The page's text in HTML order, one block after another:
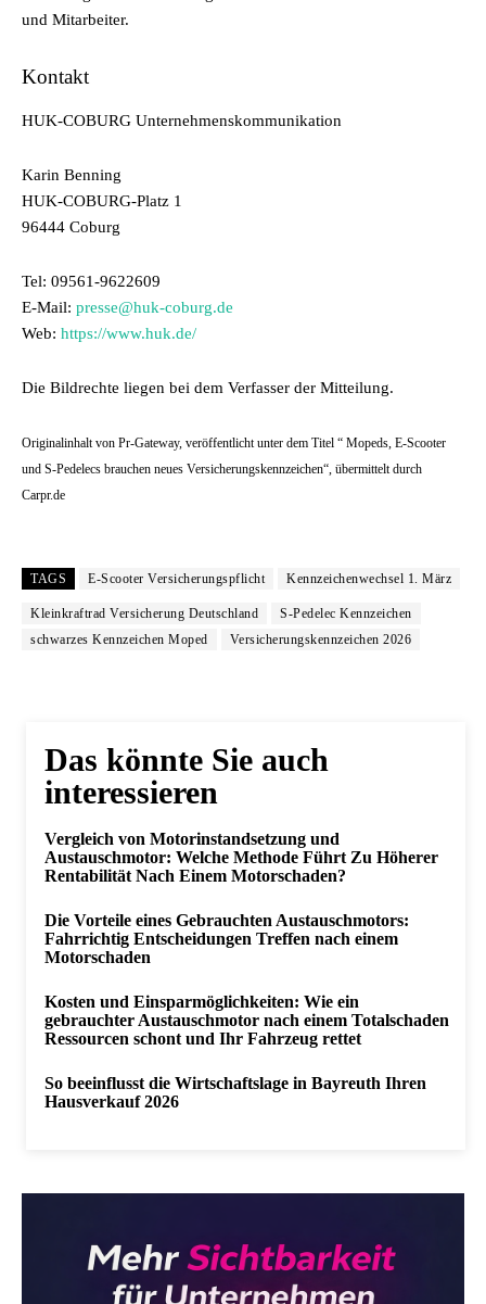
und Mitarbeiter.
Kontakt
HUK-COBURG Unternehmenskommunikation
Karin Benning
HUK-COBURG-Platz 1
96444 Coburg
Tel: 09561-9622609
E-Mail: presse@huk-coburg.de
Web: https://www.huk.de/
Die Bildrechte liegen bei dem Verfasser der Mitteilung.
Originalinhalt von Pr-Gateway, veröffentlicht unter dem Titel “ Mopeds, E-Scooter
und S-Pedelecs brauchen neues Versicherungskennzeichen“, übermittelt durch
Carpr.de
TAGS E-Scooter Versicherungspflicht Kennzeichenwechsel 1. März
Kleinkraftrad Versicherung Deutschland
S-Pedelec Kennzeichen
schwarzes Kennzeichen Moped
Versicherungskennzeichen 2026
Das könnte Sie auch
interessieren
Vergleich von Motorinstandsetzung und
Austauschmotor: Welche Methode Führt Zu Höherer
Rentabilität Nach Einem Motorschaden?
Die Vorteile eines Gebrauchten Austauschmotors:
Fahrrichtig Entscheidungen Treffen nach einem
Motorschaden
Kosten und Einsparmöglichkeiten: Wie ein
gebrauchter Austauschmotor nach einem Totalschaden
Ressourcen schont und Ihr Fahrzeug rettet
So beeinflusst die Wirtschaftslage in Bayreuth Ihren
Hausverkauf 2026